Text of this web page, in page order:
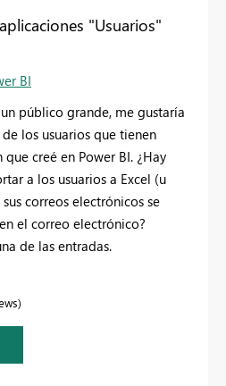
"Usuarios"
BI
público grande, me gustaría
los usuarios que tienen
creé en Power BI. ¿Hay
a los usuarios a Excel (u
correos electrónicos se
el correo electrónico?
de las entradas.